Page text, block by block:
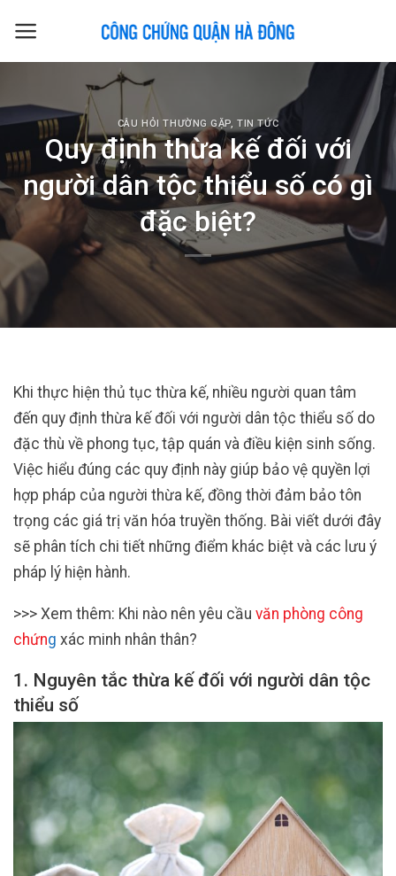
CÂU HỎI THƯỜNG GẶP,TIN TỨC
Quy định thừa kế đối với
người dân tộc thiểu số có gì
đặc biệt?
Khi thực hiện thủ tục thừa kế, nhiều người quan tâm
đến quy định thừa kế đối với người dân tộc thiểu số do
đặc thù về phong tục, tập quán và điều kiện sinh sống.
Việc hiểu đúng các quy định này giúp bảo vệ quyền lợi
hợp pháp của người thừa kế, đồng thời đảm bảo tôn
trọng các giá trị văn hóa truyền thống. Bài viết dưới đây
sẽ phân tích chi tiết những điểm khác biệt và các lưu ý
pháp lý hiện hành.
>>> Xem thêm: Khi nào nên yêu cầu văn phòng công
chứng xác minh nhân thân?
1. Nguyên tắc thừa kế đối với người dân tộc
thiểu số